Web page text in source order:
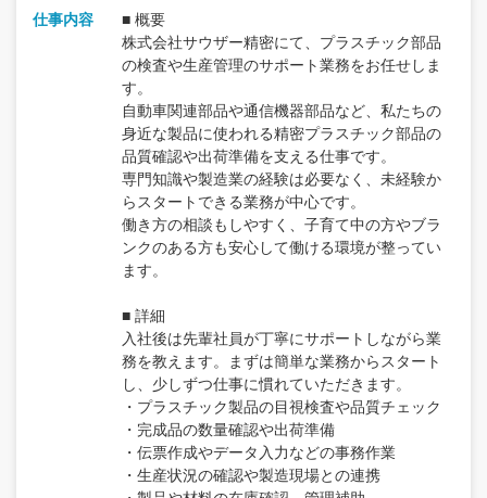
仕事内容
■ 概要
株式会社サウザー精密にて、プラスチック部品
の検査や生産管理のサポート業務をお任せしま
す。
自動車関連部品や通信機器部品など、私たちの
身近な製品に使われる精密プラスチック部品の
品質確認や出荷準備を支える仕事です。
専門知識や製造業の経験は必要なく、未経験か
らスタートできる業務が中心です。
働き方の相談もしやすく、子育て中の方やブラ
ンクのある方も安心して働ける環境が整ってい
ます。
■ 詳細
入社後は先輩社員が丁寧にサポートしながら業
務を教えます。まずは簡単な業務からスタート
し、少しずつ仕事に慣れていただきます。
・プラスチック製品の目視検査や品質チェック
・完成品の数量確認や出荷準備
・伝票作成やデータ入力などの事務作業
・生産状況の確認や製造現場との連携